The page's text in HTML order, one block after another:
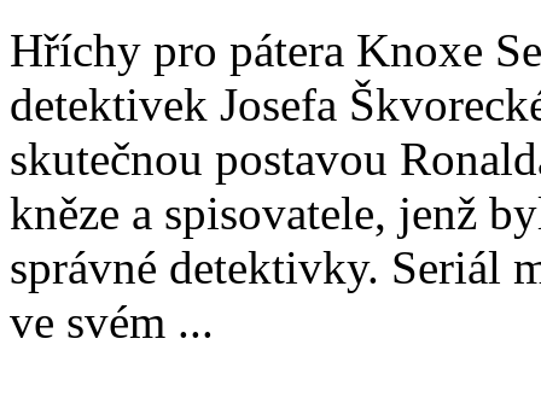
Hříchy pro pátera Knoxe
detektivek Josefa
skutečnou postavou
kněze a spisovatele, jenž
správné detektivky. Seriál
ve svém ...